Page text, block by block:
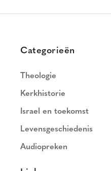
Categorieën
Theologie
Kerkhistorie
Israel en toekomst
Levensgeschiedenis
Audiopreken